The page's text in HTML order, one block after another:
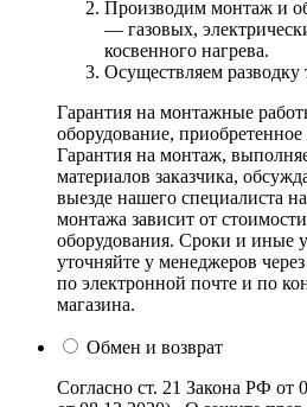
Производим монтаж и
— газовых,
косвенного нагрева.
Осуществляем разводку
Гарантия на монтажные
оборудование,
Гарантия на монтаж,
материалов заказчика,
выезде нашего специалиста
монтажа зависит от
оборудования. Сроки и иные
уточняйте у менеджеров
по электронной почте и по
магазина.
Обмен и возврат
Согласно ст. 21 Закона РФ от